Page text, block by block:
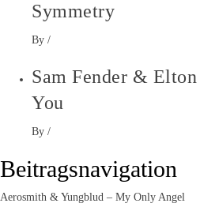
Symmetry
By /
Sam Fender &
You
By /
Beitragsnavigation
Aerosmith & Yungblud – My Only Angel